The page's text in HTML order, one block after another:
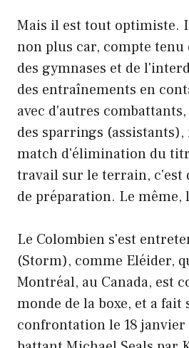
Mais il est tout optimiste.
non plus car, compte
des gymnases et de
des entraînements en
avec d'autres
des sparrings
match d'élimination du
travail sur le terrain, c'est
de préparation. Le même,
Le Colombien s'est
(Storm), comme Eléider,
Montréal, au Canada, est
monde de la boxe, et a fait
confrontation le 18 janvier